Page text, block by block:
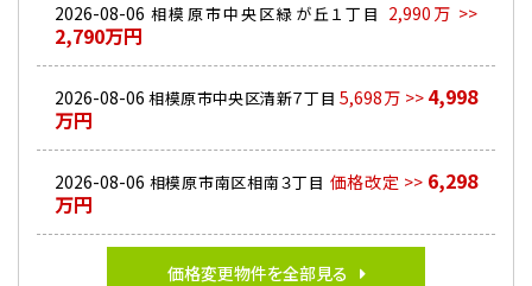
2026-08-06 相模原市中央区緑が丘１丁目 2,990万 >>
2,790万円
2026-08-06 相模原市中央区清新７丁目 5,698万 >> 4,998
万円
2026-08-06 相模原市南区相南３丁目 価格改定 >> 6,298
万円
価格変更物件を全部見る